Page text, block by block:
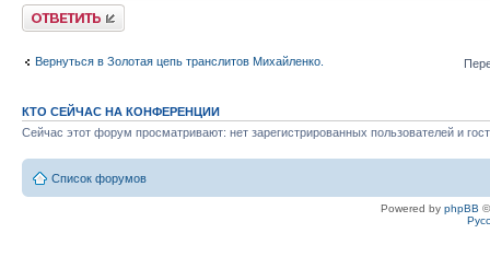
Ответить
Вернуться в Золотая цепь транслитов Михайленко.
КТО СЕЙЧАС НА КОНФЕРЕНЦИИ
Сейчас этот форум просматривают: нет зарегистрированных пользователей и
Список форумов
Powered by phpBB